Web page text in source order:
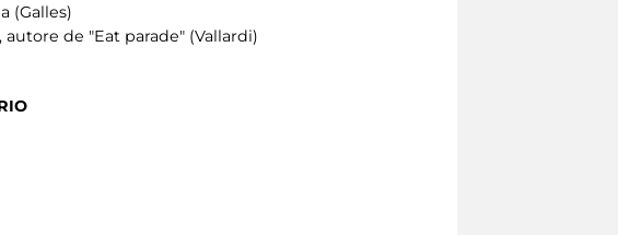
(Galles)
de "Eat parade" (Vallardi)